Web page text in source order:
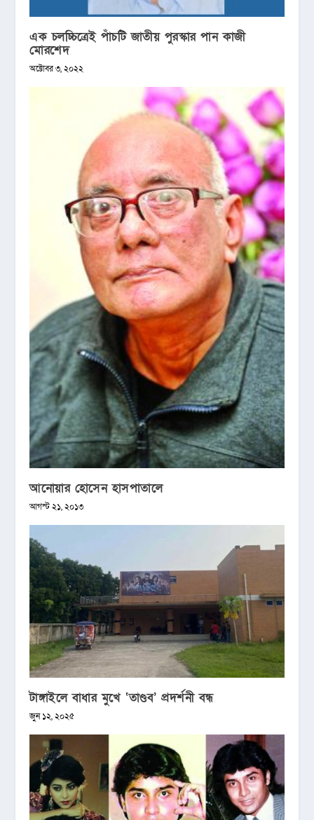
এক চলচ্চিত্রেই পাঁচটি জাতীয় পুরস্কার পান কাজী
মোরশেদ
অক্টোবর ৩, ২০২২
আনোয়ার হোসেন হাসপাতালে
আগস্ট ২১, ২০১৩
টাঙ্গাইলে বাধার মুখে ‘তাণ্ডব’ প্রদর্শনী বন্ধ
জুন ১২, ২০২৫